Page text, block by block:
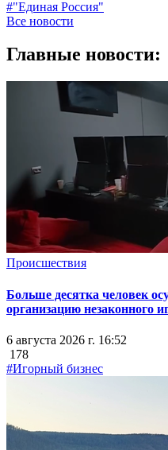
#"Единая Россия"
Все новости
Главные новости:
Происшествия
Больше десятка человек
организацию незаконного
6 августа 2026 г. 16:52
178
#Игорный бизнес